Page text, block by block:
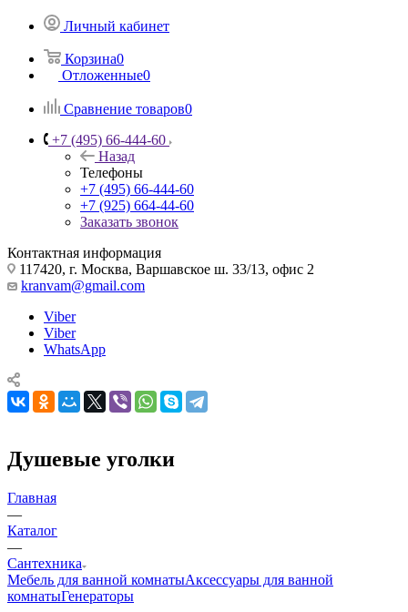
Личный кабинет
Корзина0
Отложенные0
Сравнение товаров0
+7 (495) 66-444-60
Назад
Телефоны
+7 (495) 66-444-60
+7 (925) 664-44-60
Заказать звонок
Контактная информация
117420, г. Москва, Варшавское ш. 33/13, офис 2
kranvam@gmail.com
Viber
Viber
WhatsApp
Душевые уголки
Главная
—
Каталог
—
Сантехника
Мебель для ванной комнатыАксессуары для ванной
комнатыГенераторы